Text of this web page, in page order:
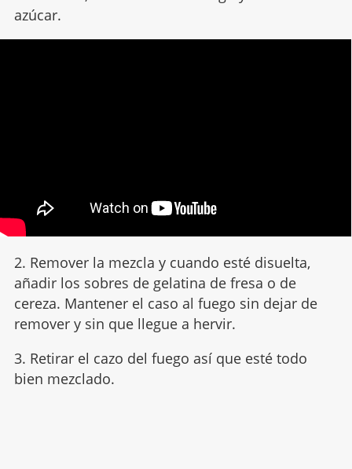
azúcar.
2. Remover la mezcla y cuando esté disuelta,
añadir los sobres de gelatina de fresa o de
cereza. Mantener el caso al fuego sin dejar de
remover y sin que llegue a hervir.
3. Retirar el cazo del fuego así que esté todo
bien mezclado.